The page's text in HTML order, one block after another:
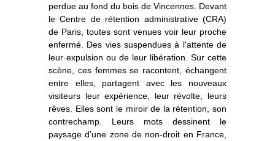
perdue au fond du bois de Vincennes. Devant
le Centre de rétention administrative (CRA)
de Paris, toutes sont venues voir leur proche
enfermé. Des vies suspendues à l'attente de
leur expulsion ou de leur libération. Sur cette
scène, ces femmes se racontent, échangent
entre elles, partagent avec les nouveaux
visiteurs leur expérience, leur révolte, leurs
rêves. Elles sont le miroir de la rétention, son
contrechamp. Leurs mots dessinent le
paysage d’une zone de non-droit en France,